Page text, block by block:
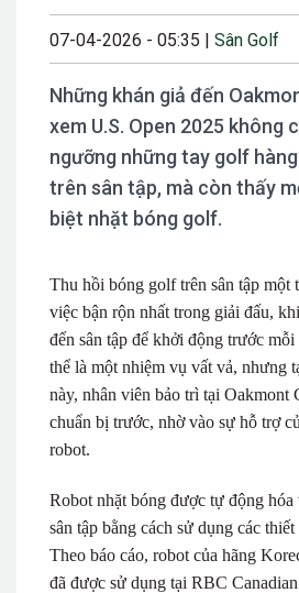
07-04-2026 - 05:35 | Sân Golf
Những khán giả đến
xem U.S. Open 2025 không
ngưỡng những tay golf
trên sân tập, mà còn thấy
biệt nhặt bóng golf.
Thu hồi bóng golf trên sân tập một
việc bận rộn nhất trong giải đấu,
đến sân tập để khởi động trước
thể là một nhiệm vụ vất vả, nhưng
này, nhân viên bảo trì tại Oakmont
chuẩn bị trước, nhờ vào sự hỗ trợ
robot.
Robot nhặt bóng được tự động hóa
sân tập bằng cách sử dụng các
Theo báo cáo, robot của hãng
đã được sử dụng tại RBC